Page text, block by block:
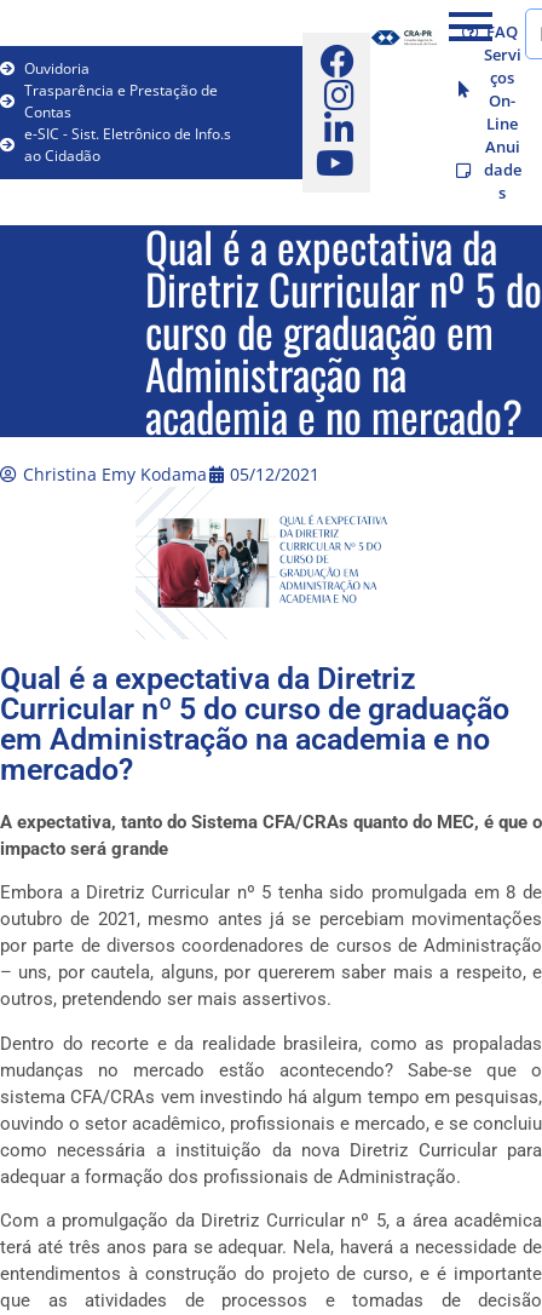
Ouvidoria
Trasparência e Prestação de
Contas
e-SIC - Sist. Eletrônico de Info.s
ao Cidadão
FAQ
Servi
ços
On-
Line
Anui
dade
s
Qual é a expectativa da
Diretriz Curricular nº 5 do
curso de graduação em
Administração na
academia e no mercado?
Christina Emy Kodama 05/12/2021
Qual é a expectativa da Diretriz
Curricular nº 5 do curso de graduação
em Administração na academia e no
mercado?
A expectativa, tanto do Sistema CFA/CRAs quanto do MEC, é que o
impacto será grande
Embora a Diretriz Curricular nº 5 tenha sido promulgada em 8 de
outubro de 2021, mesmo antes já se percebiam movimentações
por parte de diversos coordenadores de cursos de Administração
– uns, por cautela, alguns, por quererem saber mais a respeito, e
outros, pretendendo ser mais assertivos.
Dentro do recorte e da realidade brasileira, como as propaladas
mudanças no mercado estão acontecendo? Sabe-se que o
sistema CFA/CRAs vem investindo há algum tempo em pesquisas,
ouvindo o setor acadêmico, profissionais e mercado, e se concluiu
como necessária a instituição da nova Diretriz Curricular para
adequar a formação dos profissionais de Administração.
Com a promulgação da Diretriz Curricular nº 5, a área acadêmica
terá até três anos para se adequar. Nela, haverá a necessidade de
entendimentos à construção do projeto de curso, e é importante
que as atividades de processos e tomadas de decisão